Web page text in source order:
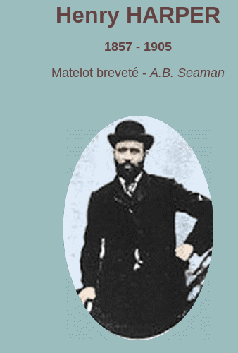
Henry HARPER
1857 - 1905
Matelot breveté -A.B. Seaman